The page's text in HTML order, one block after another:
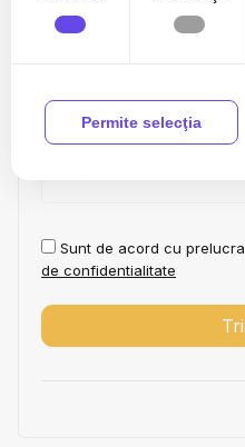
Sunt de acord cu
de confidentialitate
Permite selecţia